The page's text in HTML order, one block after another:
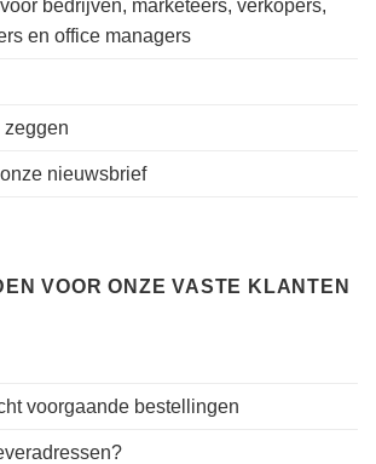
bedrijven, marketeers, verkopers,
en office managers
zeggen
nieuwsbrief
VOOR ONZE VASTE KLANTEN
voorgaande bestellingen